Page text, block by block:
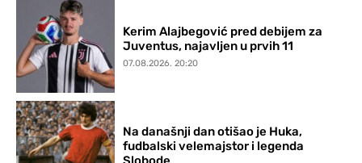
Kerim Alajbegović pred debijem za
Juventus, najavljen u prvih 11
07.08.2026. 20:20
Na današnji dan otišao je Huka,
fudbalski velemajstor i legenda